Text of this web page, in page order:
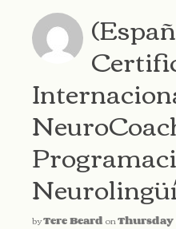
byTere Beard onThursday